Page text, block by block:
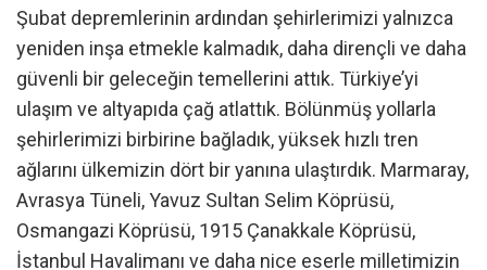
Şubat depremlerinin ardından şehirlerimizi yalnızca
yeniden inşa etmekle kalmadık, daha dirençli ve daha
güvenli bir geleceğin temellerini attık. Türkiye’yi
ulaşım ve altyapıda çağ atlattık. Bölünmüş yollarla
şehirlerimizi birbirine bağladık, yüksek hızlı tren
ağlarını ülkemizin dört bir yanına ulaştırdık. Marmaray,
Avrasya Tüneli, Yavuz Sultan Selim Köprüsü,
Osmangazi Köprüsü, 1915 Çanakkale Köprüsü,
İstanbul Havalimanı ve daha nice eserle milletimizin